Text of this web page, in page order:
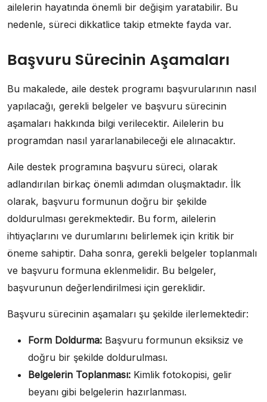
ailelerin hayatında önemli bir değişim yaratabilir. Bu
nedenle, süreci dikkatlice takip etmekte fayda var.
Başvuru Sürecinin Aşamaları
Bu makalede, aile destek programı başvurularının nasıl
yapılacağı, gerekli belgeler ve başvuru sürecinin
aşamaları hakkında bilgi verilecektir. Ailelerin bu
programdan nasıl yararlanabileceği ele alınacaktır.
Aile destek programına başvuru süreci, olarak
adlandırılan birkaç önemli adımdan oluşmaktadır. İlk
olarak, başvuru formunun doğru bir şekilde
doldurulması gerekmektedir. Bu form, ailelerin
ihtiyaçlarını ve durumlarını belirlemek için kritik bir
öneme sahiptir. Daha sonra, gerekli belgeler toplanmalı
ve başvuru formuna eklenmelidir. Bu belgeler,
başvurunun değerlendirilmesi için gereklidir.
Başvuru sürecinin aşamaları şu şekilde ilerlemektedir:
Form Doldurma: Başvuru formunun eksiksiz ve
doğru bir şekilde doldurulması.
Belgelerin Toplanması: Kimlik fotokopisi, gelir
beyanı gibi belgelerin hazırlanması.